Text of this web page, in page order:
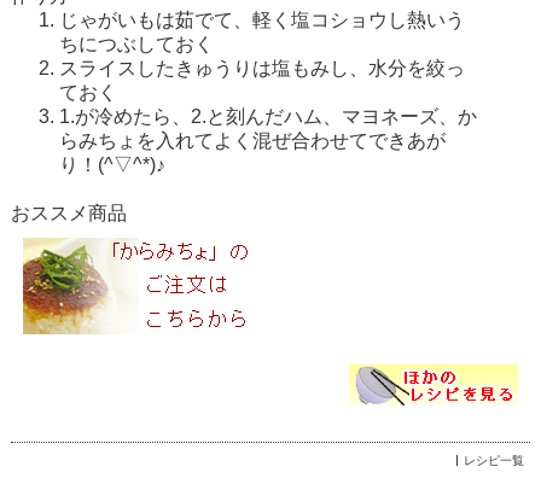
じゃがいもは茹でて、軽く塩コショウし熱いう
ちにつぶしておく
スライスしたきゅうりは塩もみし、水分を絞っ
ておく
1.が冷めたら、2.と刻んだハム、マヨネーズ、 か
らみちょ を入れてよく混ぜ合わせてできあが
り！(^▽^*)♪
おススメ商品
レシピ一覧